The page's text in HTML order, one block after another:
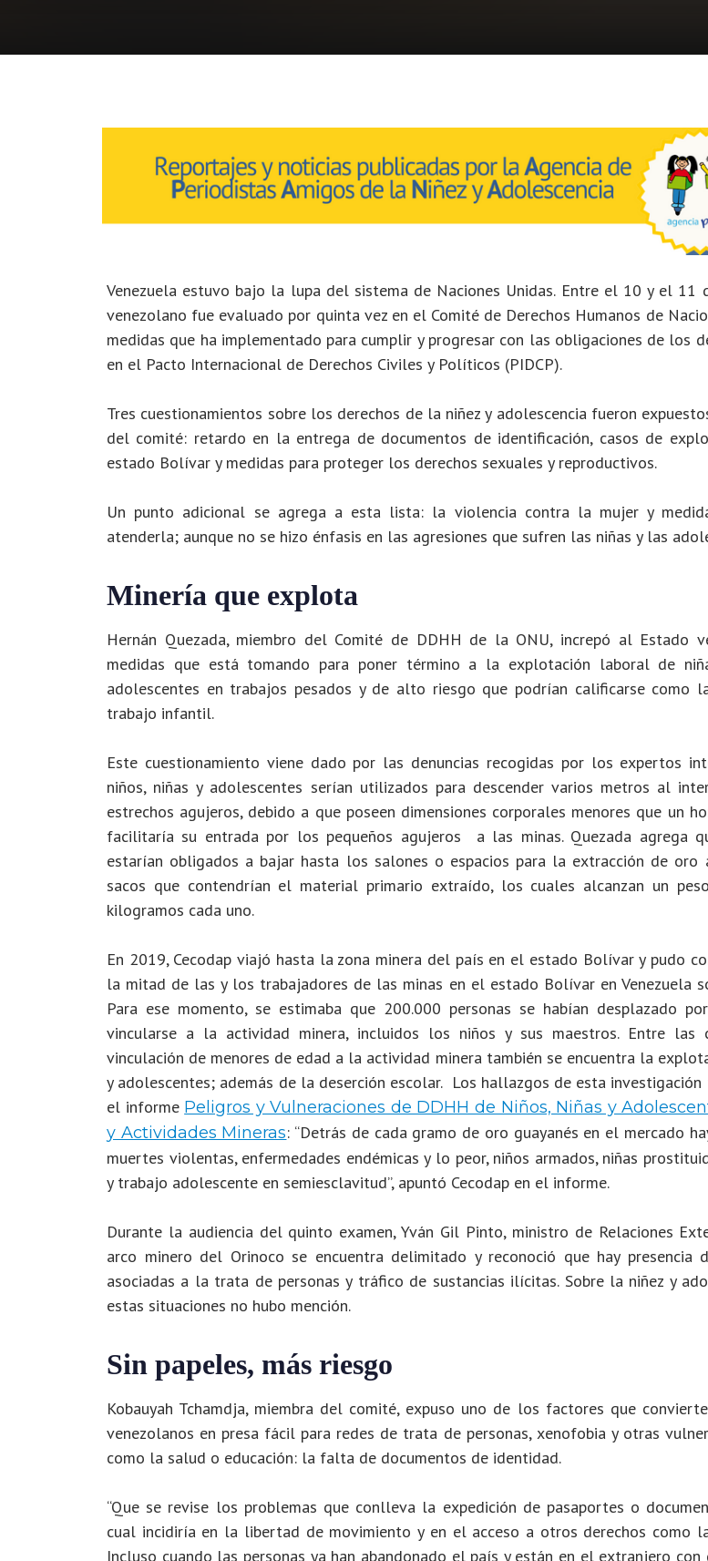
Venezuela estuvo bajo la lupa del sistema de Naciones Unidas. Entre el 10 y el 11
venezolano fue evaluado por quinta vez en el Comité de Derechos Humanos de
medidas que ha implementado para cumplir y progresar con las obligaciones de los
en el Pacto Internacional de Derechos Civiles y Políticos (PIDCP).
Tres cuestionamientos sobre los derechos de la niñez y adolescencia fueron
del comité: retardo en la entrega de documentos de identificación, casos de
estado Bolívar y medidas para proteger los derechos sexuales y reproductivos.
Un punto adicional se agrega a esta lista: la violencia contra la mujer y
atenderla; aunque no se hizo énfasis en las agresiones que sufren las niñas y las
Minería que explota
Hernán Quezada, miembro del Comité de DDHH de la ONU, increpó al Estado
medidas que está tomando para poner término a la explotación laboral de
adolescentes en trabajos pesados y de alto riesgo que podrían calificarse como
trabajo infantil.
Este cuestionamiento viene dado por las denuncias recogidas por los expertos
niños, niñas y adolescentes serían utilizados para descender varios metros al
estrechos agujeros, debido a que poseen dimensiones corporales menores que un
facilitaría su entrada por los pequeños agujeros a las minas. Quezada agrega
estarían obligados a bajar hasta los salones o espacios para la extracción de oro
sacos que contendrían el material primario extraído, los cuales alcanzan un
kilogramos cada uno.
En 2019, Cecodap viajó hasta la zona minera del país en el estado Bolívar y pudo
la mitad de las y los trabajadores de las minas en el estado Bolívar en Venezuela
Para ese momento, se estimaba que 200.000 personas se habían desplazado
vincularse a la actividad minera, incluidos los niños y sus maestros. Entre las
vinculación de menores de edad a la actividad minera también se encuentra la
y adolescentes; además de la deserción escolar. Los hallazgos de esta investigación
el informe Peligros y Vulneraciones de DDHH de Niños, Niñas y
y Actividades Mineras: “Detrás de cada gramo de oro guayanés en el mercado
muertes violentas, enfermedades endémicas y lo peor, niños armados, niñas
y trabajo adolescente en semiesclavitud”, apuntó Cecodap en el informe.
Durante la audiencia del quinto examen, Yván Gil Pinto, ministro de Relaciones
arco minero del Orinoco se encuentra delimitado y reconoció que hay presencia
asociadas a la trata de personas y tráfico de sustancias ilícitas. Sobre la niñez y
estas situaciones no hubo mención.
Sin papeles, más riesgo
Kobauyah Tchamdja, miembra del comité, expuso uno de los factores que
venezolanos en presa fácil para redes de trata de personas, xenofobia y otras
como la salud o educación: la falta de documentos de identidad.
“Que se revise los problemas que conlleva la expedición de pasaportes o
cual incidiría en la libertad de movimiento y en el acceso a otros derechos como
Incluso cuando las personas ya han abandonado el país y están en el extranjero con